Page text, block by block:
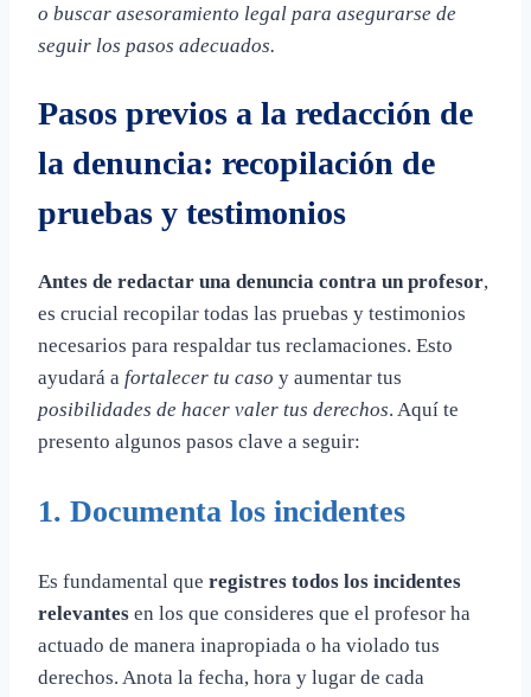
o buscar asesoramiento legal para asegurarse de
seguir los pasos adecuados.
Pasos previos a la redacción de
la denuncia: recopilación de
pruebas y testimonios
Antes de redactar una denuncia contra un profesor,
es crucial recopilar todas las pruebas y testimonios
necesarios para respaldar tus reclamaciones. Esto
ayudará a fortalecer tu caso y aumentar tus
posibilidades de hacer valer tus derechos. Aquí te
presento algunos pasos clave a seguir:
1. Documenta los incidentes
Es fundamental que registres todos los incidentes
relevantes en los que consideres que el profesor ha
actuado de manera inapropiada o ha violado tus
derechos. Anota la fecha, hora y lugar de cada